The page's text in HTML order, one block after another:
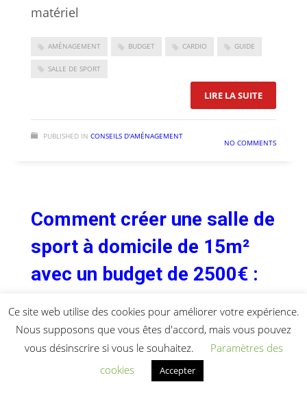
matériel
AMÉNAGEMENT BUDGET CARDIO GUIDE
SALLE DE SPORT
LIRE LA SUITE: GUIDE
PUBLISHED IN CONSEILS D'AMÉNAGEMENT
NO COMMENTS
Comment créer une salle de
sport à domicile de 15m²
avec un budget de 2500€ :
Guide complet
MERCREDI, 11 MARS 2026 BYMICHAËL GALY
Dans un monde où le fitness à domicile
Ce site web utilise des cookies pour améliorer votre expérience.
Nous supposons que vous êtes d'accord, mais vous pouvez
vous désinscrire si vous le souhaitez.
Paramètres des
cookies
Accepter